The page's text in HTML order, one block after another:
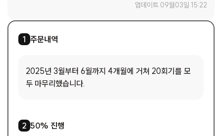
업데이트 09월03일 15:22
1 주문내역
2025년 3월부터 6월까지 4개월에 거쳐 20회기를 모
두 마무리했습니다.
2 50% 진행